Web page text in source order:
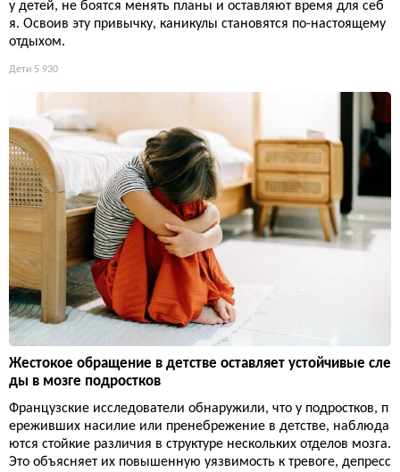
у детей, не боятся менять планы и оставляют время для себ
я. Освоив эту привычку, каникулы становятся по-настоящему
отдыхом.
Дети 5 930
Жестокое обращение в детстве оставляет устойчивые сле
ды в мозге подростков
Французские исследователи обнаружили, что у подростков, п
ереживших насилие или пренебрежение в детстве, наблюда
ются стойкие различия в структуре нескольких отделов мозга.
Это объясняет их повышенную уязвимость к тревоге, депресс